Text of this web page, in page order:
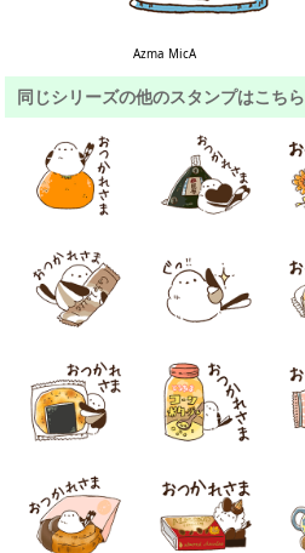
Azma MicA
同じシリーズの他のスタンプはこちら